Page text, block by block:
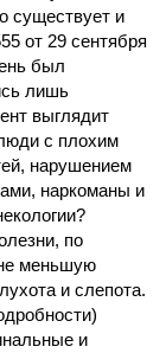
существует и
от 29 сентября
был
лишь
выглядит
с плохим
нарушением
наркоманы и
по
меньшую
и слепота.
и